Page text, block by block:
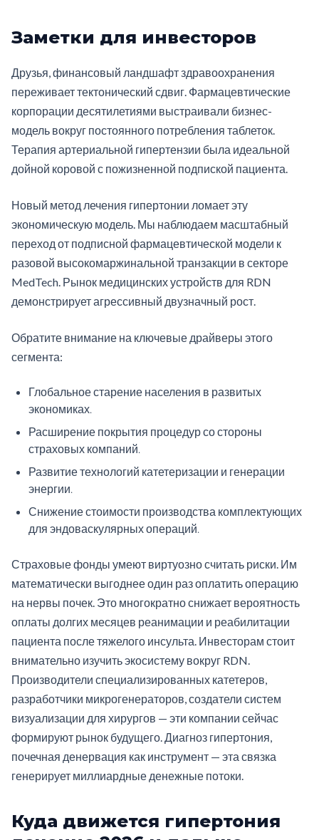
Заметки для инвесторов
Друзья, финансовый ландшафт здравоохранения
переживает тектонический сдвиг. Фармацевтические
корпорации десятилетиями выстраивали бизнес-
модель вокруг постоянного потребления таблеток.
Терапия артериальной гипертензии была идеальной
дойной коровой с пожизненной подпиской пациента.
Новый метод лечения гипертонии ломает эту
экономическую модель. Мы наблюдаем масштабный
переход от подписной фармацевтической модели к
разовой высокомаржинальной транзакции в секторе
MedTech. Рынок медицинских устройств для RDN
демонстрирует агрессивный двузначный рост.
Обратите внимание на ключевые драйверы этого
сегмента:
Глобальное старение населения в развитых
экономиках.
Расширение покрытия процедур со стороны
страховых компаний.
Развитие технологий катетеризации и генерации
энергии.
Снижение стоимости производства комплектующих
для эндоваскулярных операций.
Страховые фонды умеют виртуозно считать риски. Им
математически выгоднее один раз оплатить операцию
на нервы почек. Это многократно снижает вероятность
оплаты долгих месяцев реанимации и реабилитации
пациента после тяжелого инсульта. Инвесторам стоит
внимательно изучить экосистему вокруг RDN.
Производители специализированных катетеров,
разработчики микрогенераторов, создатели систем
визуализации для хирургов — эти компании сейчас
формируют рынок будущего. Диагноз гипертония,
почечная денервация как инструмент — эта связка
генерирует миллиардные денежные потоки.
Куда движется гипертония